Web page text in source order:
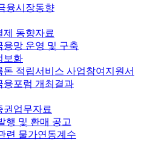
융시장동향
제 동향자료
융망 운영 및 구축
보화
돈 적립서비스 사업참여지원서
융포럼 개최결과
권업무자료
행 및 환매 공고
련 물가연동계수